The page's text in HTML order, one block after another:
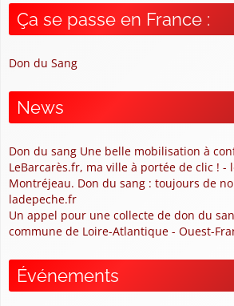
Ça se passe en France :
Don du Sang
News
Don du sang Une belle mobilisation à
LeBarcarès.fr, ma ville à portée de clic ! -
Montréjeau. Don du sang : toujours de
ladepeche.fr
Un appel pour une collecte de don du
commune de Loire-Atlantique - Ouest-
Événements